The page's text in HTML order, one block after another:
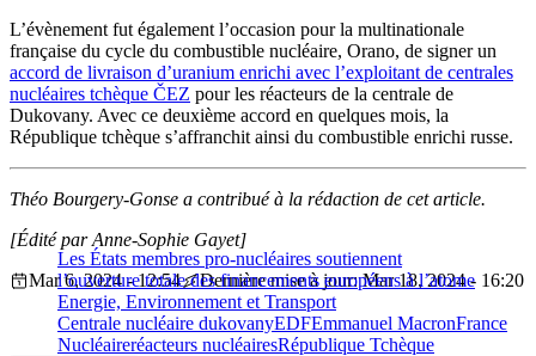
L’évènement fut également l’occasion pour la multinationale
française du cycle du combustible nucléaire, Orano, de signer un
accord de livraison d’uranium enrichi avec l’exploitant de centrales
nucléaires tchèque ČEZ pour les réacteurs de la centrale de
Dukovany. Avec ce deuxième accord en quelques mois, la
République tchèque s’affranchit ainsi du combustible enrichi russe.
Théo Bourgery-Gonse a contribué à la rédaction de cet article.
Les États membres pro-nucléaires soutiennent
l’ouverture totale des financements européens à l’atome
[Édité par Anne-Sophie Gayet]
Mar 6, 2024 - 12:54
Dernière mise à jour: Mar 18, 2024 - 16:20
Energie, Environnement et Transport
Centrale nucléaire dukovanyEDFEmmanuel MacronFrance
Nucléaireréacteurs nucléairesRépublique Tchèque